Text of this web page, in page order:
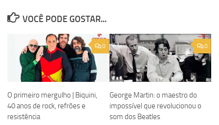
VOCÊ PODE GOSTAR...
0
O primeiro mergulho | Biquini,
40 anos de rock, refrões e
resistência
0
George Martin: o maestro do
impossível que revolucionou o
som dos Beatles